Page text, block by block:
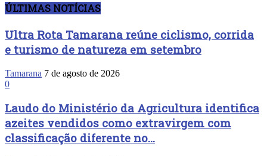
ÚLTIMAS NOTÍCIAS
Ultra Rota Tamarana reúne ciclismo, corrida
e turismo de natureza em setembro
Tamarana 7 de agosto de 2026
0
Laudo do Ministério da Agricultura identifica
azeites vendidos como extravirgem com
classificação diferente no...